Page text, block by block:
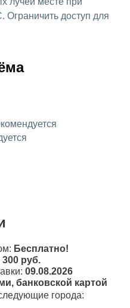
Ограничить доступ для
Бесплатно!
300 руб.
09.08.2026
банковской картой
города: